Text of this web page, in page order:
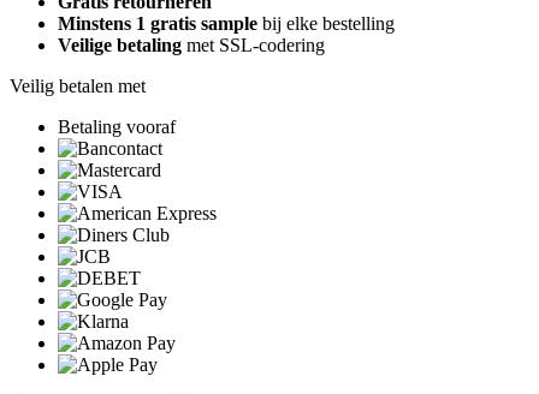
Minstens 1 gratis sample bij elke bestelling
Veilige betaling met SSL-codering
Veilig betalen met
Betaling vooraf